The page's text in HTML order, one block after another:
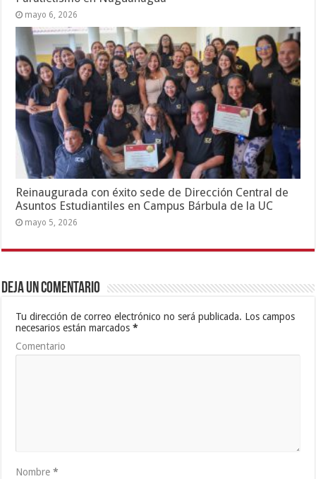
mayo 6, 2026
Reinaugurada con éxito sede de Dirección Central de
Asuntos Estudiantiles en Campus Bárbula de la UC
mayo 5, 2026
Deja un comentario
Tu dirección de correo electrónico no será publicada. Los campos
necesarios están marcados*
Comentario
Nombre*